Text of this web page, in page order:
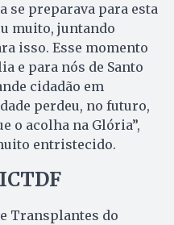
se preparava para esta
muito, juntando
isso. Esse momento
e para nós de Santo
cidadão em
perdeu, no futuro,
o acolha na Glória”,
entristecido.
Transplantes do